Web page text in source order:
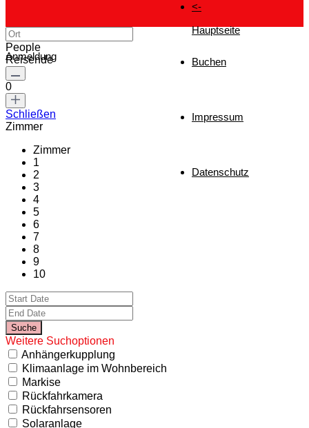
<-
Hauptseite
Buchen
Impressum
Datenschutz
Anmeldung
People
Reisende
0
Schließen
Zimmer
Zimmer
1
2
3
4
5
6
7
8
9
10
Weitere Suchoptionen
Anhängerkupplung
Klimaanlage im Wohnbereich
Markise
Rückfahrkamera
Rückfahrsensoren
Solaranlage